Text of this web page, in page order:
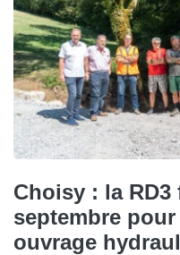
Choisy : la RD3
septembre
ouvrage